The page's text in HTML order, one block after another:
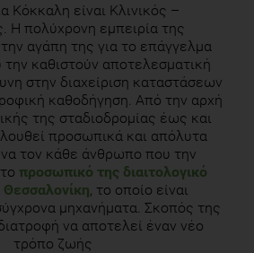
Κόκκαλη είναι Κλινικός –
Η πολύχρονη εμπειρία της
αγάπη της για το επάγγελμα
την καθιστούν αποτελεσματική
στην διαχείριση καταστάσεων
καθοδήγηση. Από την αρχή
της σταδιοδρομίας έως και
προσωπικά και απόλυτα
τον κάθε άνθρωπο που την
προσωπικό της διαιτολογικό
, το οποίο είναι
μηχανήματα. Σκοπός της
να αποτελεί έναν νέο
τρόπο ζωής